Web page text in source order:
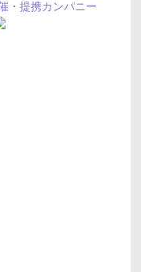
・提携カンパニー